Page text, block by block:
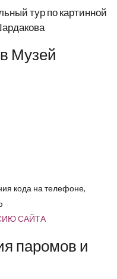
тур по картинной
Музей
кода на телефоне,
САЙТА
паромов и